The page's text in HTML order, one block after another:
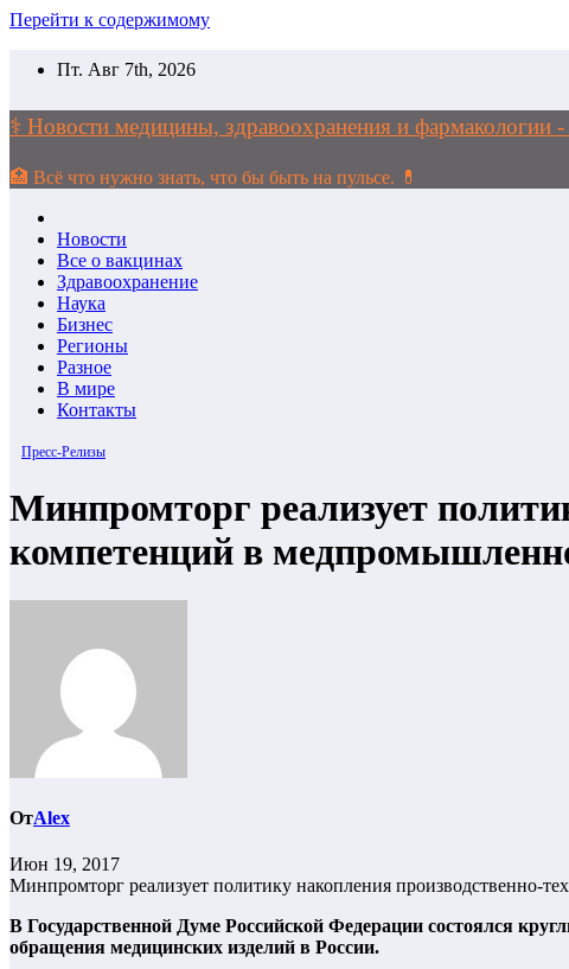
Перейти к содержимому
Пт. Авг 7th, 2026
⚕️ Новости медицины, здравоохранения и
🏥 Всё что нужно знать, что бы быть на пульсе. 💊
Новости
Все о вакцинах
Здравоохранение
Наука
Бизнес
Регионы
Разное
В мире
Контакты
Пресс-Релизы
Минпромторг реализует
компетенций в
ОтAlex
Июн 19, 2017
Минпромторг реализует политику накопления производственно-
В Государственной Думе Российской Федерации состоялся
обращения медицинских изделий в России.